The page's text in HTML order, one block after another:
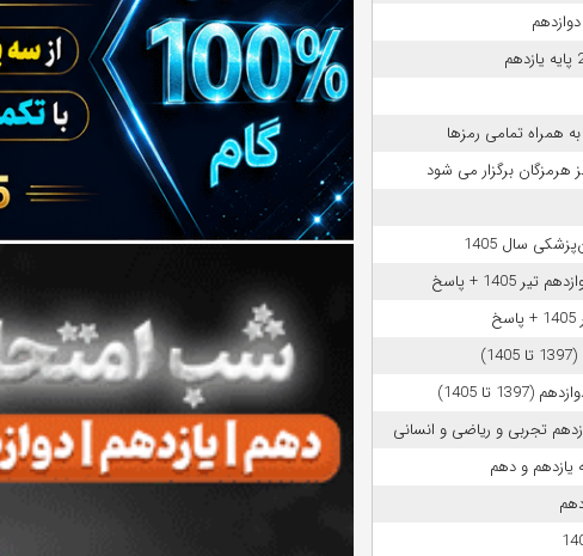
همراه تمامی رمزها
سال 1405
تجربی و ریاضی و انسانی
یازدهم و دهم